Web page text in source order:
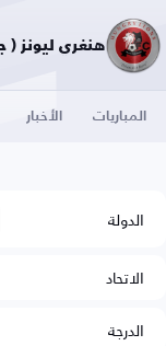
هنغري ليونز ( جنوب أفريقيا )
المباريات الأخبار
الدولة
الاتحاد
الدرجة